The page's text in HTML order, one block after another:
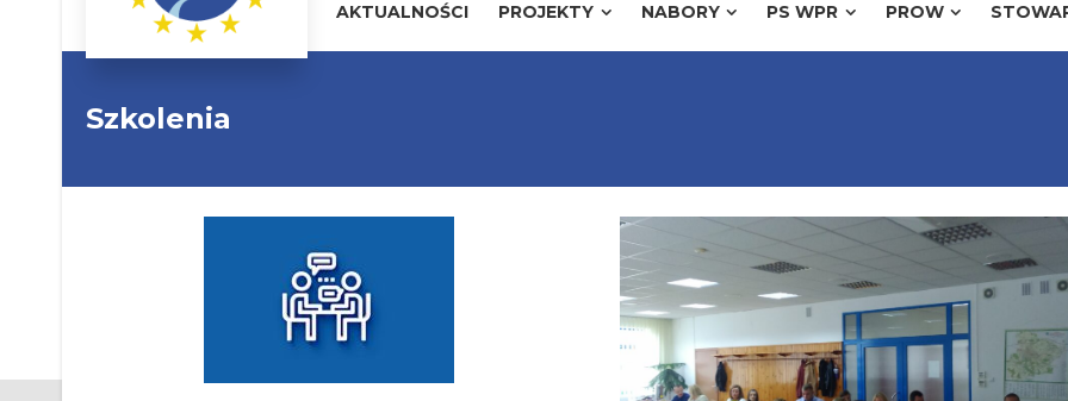
AKTUALNOŚCI PROJEKTY NABORY PS WPR PROW
Szkolenia